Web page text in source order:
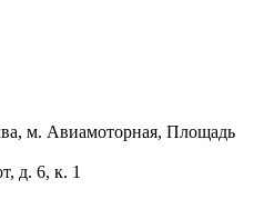
м. Авиамоторная, Площадь
д. 6, к. 1